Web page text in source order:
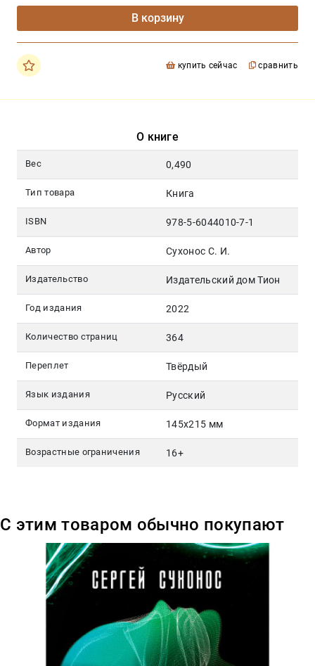
В корзину
купить сейчас сравнить
О книге
Вес 0,490
Тип товара Книга
ISBN 978-5-6044010-7-1
Автор Сухонос С. И.
Издательство Издательский дом Тион
Год издания 2022
Количество страниц 364
Переплет Твёрдый
Язык издания Русский
Формат издания 145х215 мм
Возрастные ограничения 16+
С этим товаром обычно покупают
magazin.ru